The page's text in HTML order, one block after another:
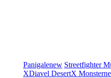
Panigalenew Streetfighter
XDiavel DesertX Monster